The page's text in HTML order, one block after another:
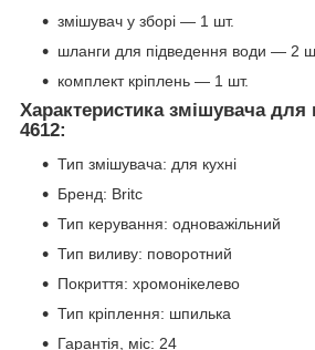
змішувач у зборі — 1 шт.
шланги для підведення води — 2
комплект кріплень — 1 шт.
Характеристика змішувача для
4612:
Тип змішувача: для кухні
Бренд: Britc
Тип керування: одноважільний
Тип виливу: поворотний
Покриття: хромонікелево
Тип кріплення: шпилька
Гарантія, міс: 24